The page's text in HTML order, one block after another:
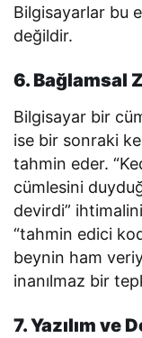
Bilgisayarlar bu
değildir.
6. Bağlamsal
Bilgisayar bir
ise bir sonraki
tahmin eder.
cümlesini
devirdi” ihtimalini
“tahmin edici
beynin ham
inanılmaz bir
7. Yazılım ve